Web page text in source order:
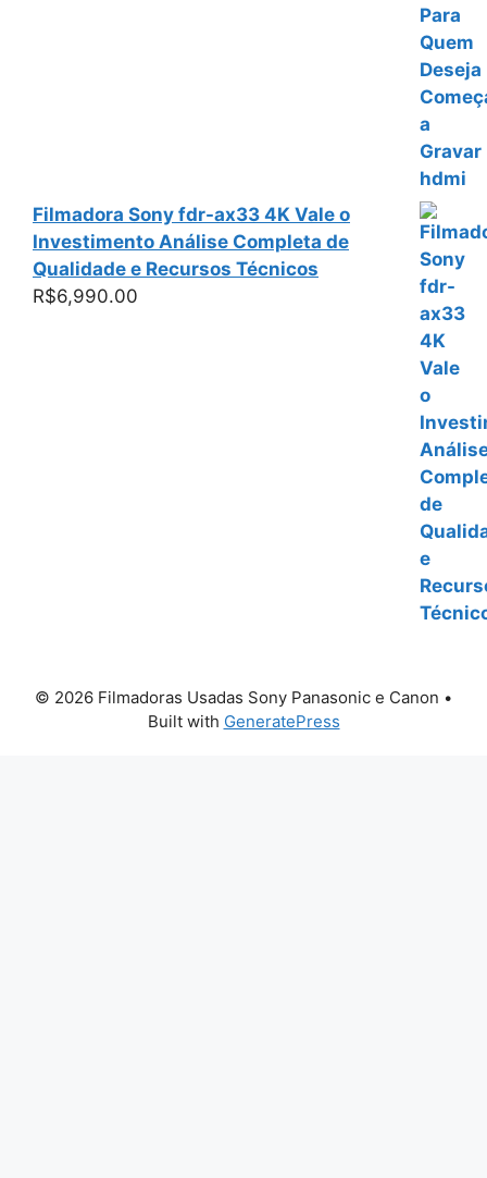
Filmadora Sony fdr-ax33 4K Vale o
Investimento Análise Completa de
Qualidade e Recursos Técnicos
R$6,990.00
© 2026 Filmadoras Usadas Sony Panasonic e Canon •
Built with GeneratePress